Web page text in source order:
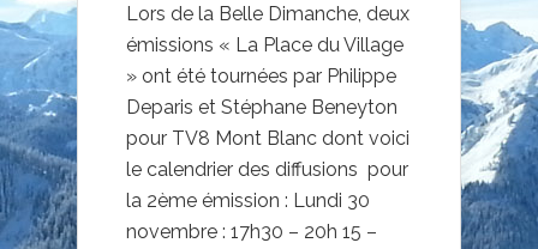
Lors de la Belle Dimanche, deux
émissions « La Place du Village
» ont été tournées par Philippe
Deparis et Stéphane Beneyton
pour TV8 Mont Blanc dont voici
le calendrier des diffusions pour
la 2ème émission : Lundi 30
novembre : 17h30 – 20h 15 –